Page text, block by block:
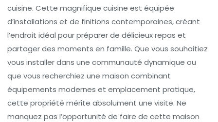
cuisine. Cette magnifique cuisine est équipée
d’installations et de finitions contemporaines, créant
l’endroit idéal pour préparer de délicieux repas et
partager des moments en famille. Que vous souhaitiez
vous installer dans une communauté dynamique ou
que vous recherchiez une maison combinant
équipements modernes et emplacement pratique,
cette propriété mérite absolument une visite. Ne
manquez pas l’opportunité de faire de cette maison